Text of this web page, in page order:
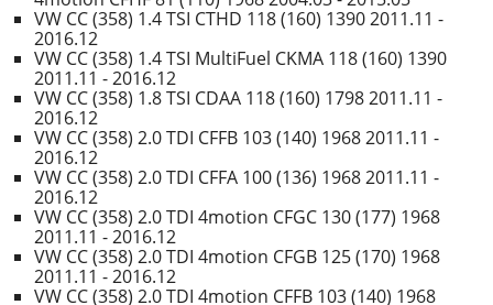
VW CC (358) 1.4 TSI CTHD 118 (160) 1390 2011.11 -
2016.12
VW CC (358) 1.4 TSI MultiFuel CKMA 118 (160) 1390
2011.11 - 2016.12
VW CC (358) 1.8 TSI CDAA 118 (160) 1798 2011.11 -
2016.12
VW CC (358) 2.0 TDI CFFB 103 (140) 1968 2011.11 -
2016.12
VW CC (358) 2.0 TDI CFFA 100 (136) 1968 2011.11 -
2016.12
VW CC (358) 2.0 TDI 4motion CFGC 130 (177) 1968
2011.11 - 2016.12
VW CC (358) 2.0 TDI 4motion CFGB 125 (170) 1968
2011.11 - 2016.12
VW CC (358) 2.0 TDI 4motion CFFB 103 (140) 1968